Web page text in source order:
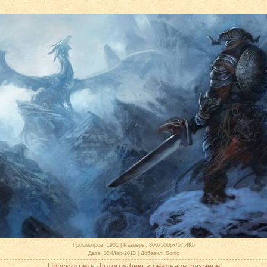
Просмотров: 1901 | Размеры: 800x500px/57.4Kb
Дата: 02-Мар-2013 | Добавил: Sonic